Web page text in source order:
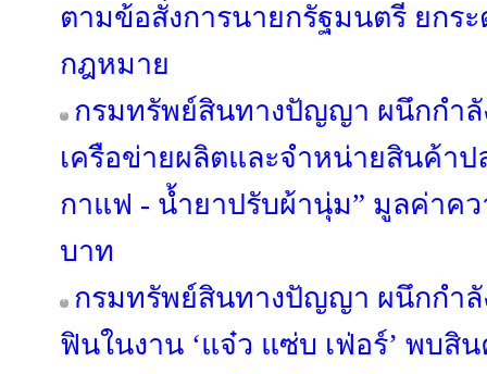
ตามข้อสั่งการนายกรัฐมนตรี ยกร
กฎหมาย
กรมทรัพย์สินทางปัญญา ผนึกกำ
เครือข่ายผลิตและจำหน่ายสินค้าป
กาแฟ - น้ำยาปรับผ้านุ่ม” มูลค่าคว
บาท
กรมทรัพย์สินทางปัญญา ผนึกกำลั
ฟินในงาน ‘แจ๋ว แซ่บ เฟ่อร์’ พบสิ